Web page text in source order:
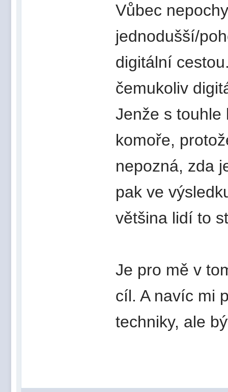
Vůbec
jednodušší/
digitální
čemukoliv
Jenže s touhle
komoře,
nepozná, zda
pak ve
většina lidí to
Je pro mě v
cíl. A navíc mi
techniky, ale